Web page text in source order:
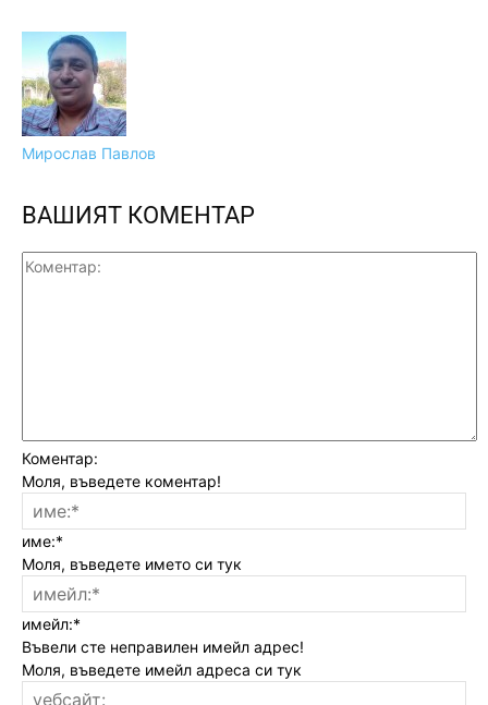
Мирослав Павлов
ВАШИЯТ КОМЕНТАР
Коментар:
Моля, въведете коментар!
име:*
Моля, въведете името си тук
имейл:*
Въвели сте неправилен имейл адрес!
Моля, въведете имейл адреса си тук